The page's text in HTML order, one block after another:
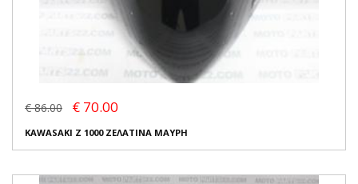
€ 86.00 € 70.00
KAWASAKI Z 1000 ΖΕΛΑΤΙΝΑ ΜΑΥΡΗ